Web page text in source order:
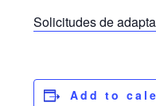
Solicitudes de
Add to